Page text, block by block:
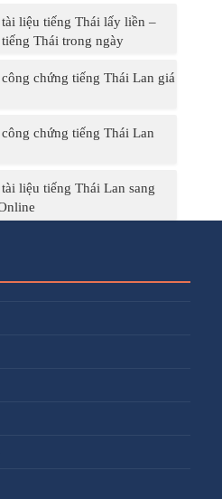
liệu tiếng Thái lấy liền –
Thái trong ngày
chứng tiếng Thái Lan giá
chứng tiếng Thái Lan
liệu tiếng Thái Lan sang